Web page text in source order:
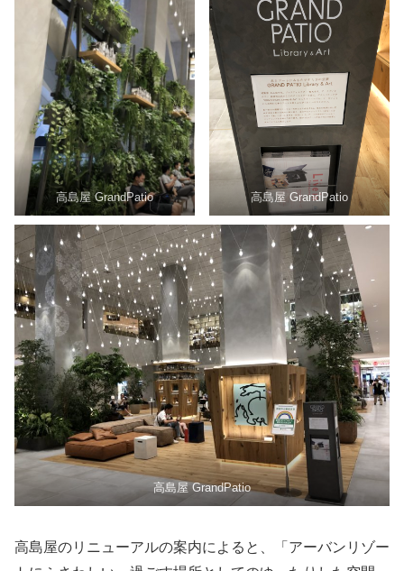
高島屋 GrandPatio 高島屋 GrandPatio
高島屋 GrandPatio
高島屋のリニューアルの案内によると、「アーバンリゾー